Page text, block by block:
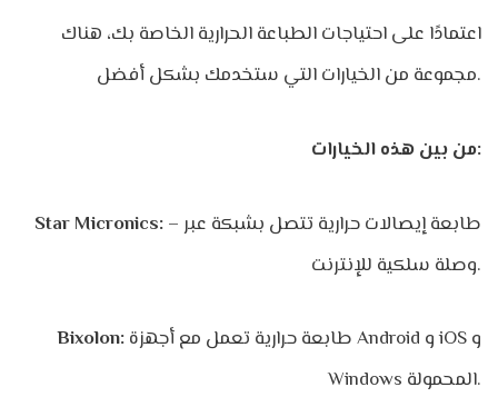
اعتمادًا على احتياجات الطباعة الحرارية الخاصة بك، هناك
مجموعة من الخيارات التي ستخدمك بشكل أفضل.
من بين هذه الخيارات:
Star Micronics:– طابعة إيصالات حرارية تتصل بشبكة عبر
وصلة سلكية للإنترنت.
Bixolon:
Windows المحمولة.